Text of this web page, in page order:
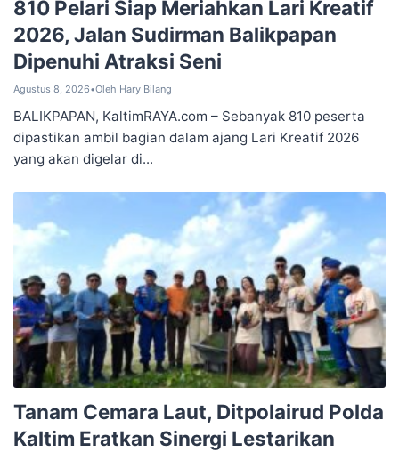
810 Pelari Siap Meriahkan Lari Kreatif
2026, Jalan Sudirman Balikpapan
Dipenuhi Atraksi Seni
Agustus 8, 2026•Oleh Hary Bilang
BALIKPAPAN, KaltimRAYA.com – Sebanyak 810 peserta
dipastikan ambil bagian dalam ajang Lari Kreatif 2026
yang akan digelar di...
Tanam Cemara Laut, Ditpolairud Polda
Kaltim Eratkan Sinergi Lestarikan